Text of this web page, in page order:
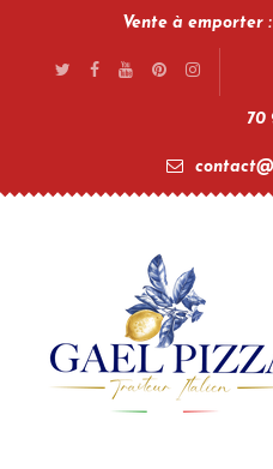
Vente à emporter
70